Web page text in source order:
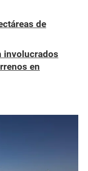
de
involucrados
en